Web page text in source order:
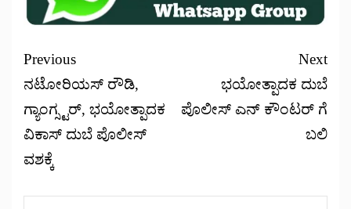
Previous
ನಟೋರಿಯಸ್ ರೌಡಿ,
ಗ್ಯಾಂಗ್ಸ್ಟರ್, ಭಯೋತ್ಪಾದಕ
ವಿಕಾಸ್ ದುಬೆ ಪೊಲೀಸ್
ವಶಕ್ಕೆ
Next
ಭಯೋತ್ಪಾದಕ ದುಬೆ
ಪೊಲೀಸ್ ಎನ್ ಕೌಂಟರ್ ಗೆ
ಬಲಿ